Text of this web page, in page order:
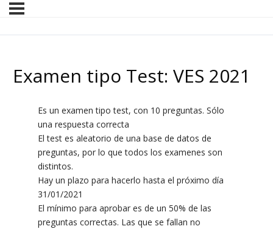
Examen tipo Test: VES 2021
Es un examen tipo test, con 10 preguntas. Sólo
una respuesta correcta
El test es aleatorio de una base de datos de
preguntas, por lo que todos los examenes son
distintos.
Hay un plazo para hacerlo hasta el próximo día
31/01/2021
El mínimo para aprobar es de un 50% de las
preguntas correctas. Las que se fallan no